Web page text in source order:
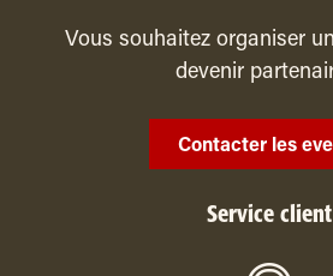
Vous souhaitez organiser
devenir
Contacter les
Service client